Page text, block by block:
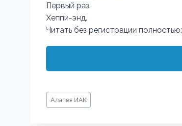
Первый раз.
Хеппи-энд.
Читать без регистрации полностью:
Метки
записи:
Алатея ИАК